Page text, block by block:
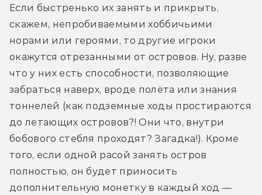
Если быстренько их занять и прикрыть,
скажем, непробиваемыми хоббичьими
норами или героями, то другие игроки
окажутся отрезанными от островов. Ну, разве
что у них есть способности, позволяющие
забраться наверх, вроде полёта или знания
тоннелей (как подземные ходы простираются
до летающих островов?! Они что, внутри
бобового стебля проходят? Загадка!). Кроме
того, если одной расой занять остров
полностью, он будет приносить
дополнительную монетку в каждый ход —